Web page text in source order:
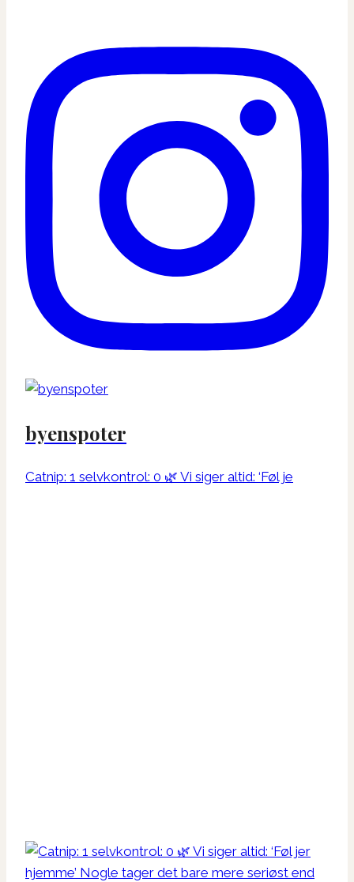
byenspoter
Catnip: 1 selvkontrol: 0 🌿 Vi siger altid: ‘Føl je